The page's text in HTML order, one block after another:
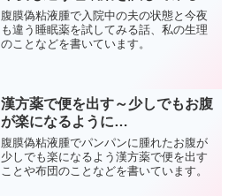
腹膜偽粘液腫で入院中の夫の状態と今夜
も違う睡眠薬を試してみる話、私の生理
のことなどを書いています。
漢方薬で便を出す～少しでもお腹
が楽になるように…
腹膜偽粘液腫でパンパンに腫れたお腹が
少しでも楽になるよう漢方薬で便を出す
ことや布団のことなどを書いています。